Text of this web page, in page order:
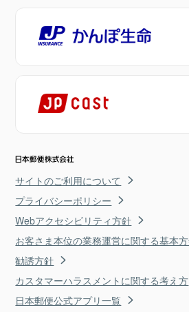
サイトのご利用について
プライバシーポリシー
Webアクセシビリティ方針
お客さま本位の業務運営に関する基本
勧誘方針
カスタマーハラスメントに関する考え方
日本郵便公式アプリ一覧